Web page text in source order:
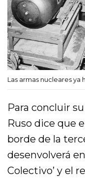
Las armas nucleares ya
Para concluir
Ruso dice que
borde de la
desenvolverá
Colectivo’ y el